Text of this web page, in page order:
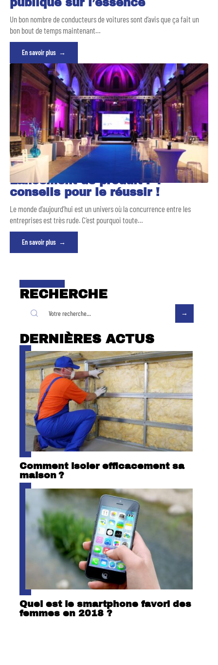
publique sur l’essence
Un bon nombre de conducteurs de voitures sont d’avis que ça fait un
bon bout de temps maintenant…
En savoir plus
Lancement de produit : 4
conseils pour le réussir !
Le monde d’aujourd’hui est un univers où la concurrence entre les
entreprises est très rude. C’est pourquoi toute…
En savoir plus
RECHERCHE
DERNIÈRES ACTUS
Comment isoler efficacement sa
maison ?
Quel est le smartphone favori des
femmes en 2018 ?